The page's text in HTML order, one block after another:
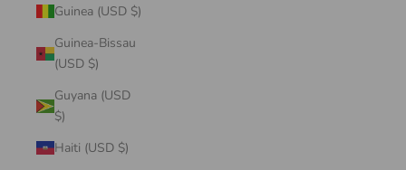
Guinea (USD $)
Guinea-Bissau
(USD $)
Guyana (USD
$)
Haiti (USD $)